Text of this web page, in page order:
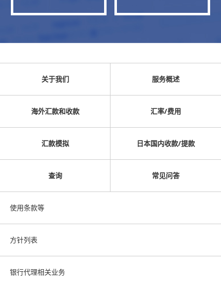
关于我们 服务概述
海外汇款和收款 汇率/费用
汇款模拟 日本国内收款/提款
查询 常见问答
使用条款等
方针列表
银行代理相关业务